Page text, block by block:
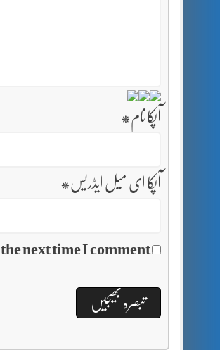
آپکا نام *
آپکا ای میل ایڈریس *
next time I comment.